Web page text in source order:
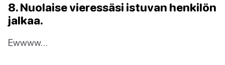
8. Nuolaise vieressäsi istuvan henkilön
jalkaa.
Ewwww…